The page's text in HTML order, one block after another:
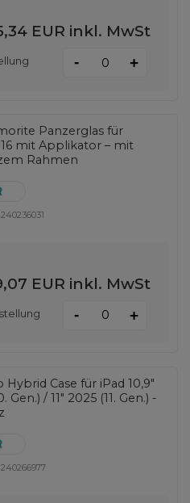
EUR inkl. MwSt
- +
Panzerglas für
mit Applikator – mit
Rahmen
EUR inkl. MwSt
- +
Hybrid Case für iPad 10,9"
Gen.) / 11" 2025 (11. Gen.) -